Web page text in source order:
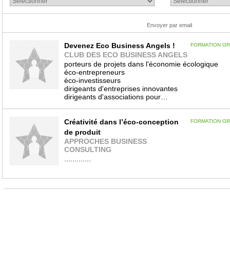
Envoyer par email
FORMATION
Devenez Eco Business Angels !
CLUB DES ECO BUSINESS ANGELS
porteurs de projets dans l'économie écologique
éco-entrepreneurs
éco-investisseurs
dirigeants d'entreprises innovantes
dirigeants d'associations pour…
FORMATION
Créativité dans l’éco-conception
de produit
APPROCHES BUSINESS
CONSULTING